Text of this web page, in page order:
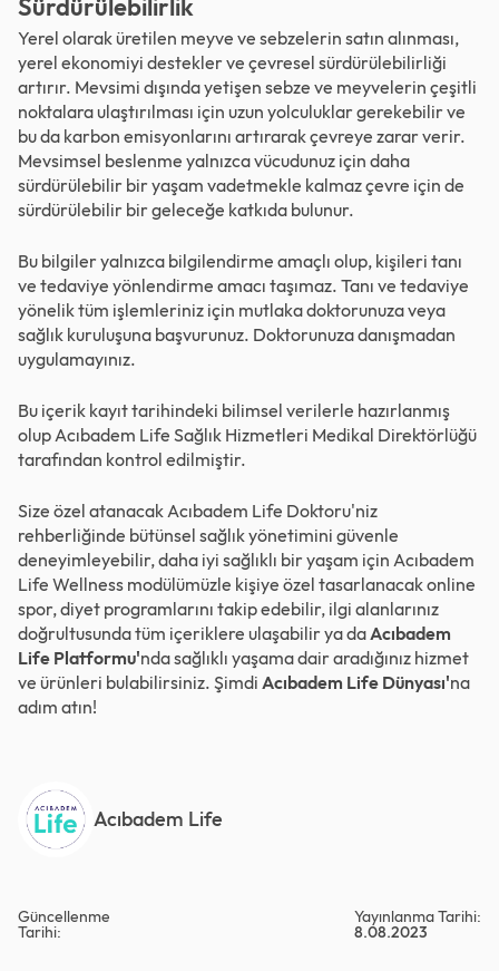
Sürdürülebilirlik
Yerel olarak üretilen meyve ve sebzelerin satın alınması,
yerel ekonomiyi destekler ve çevresel sürdürülebilirliği
artırır. Mevsimi dışında yetişen sebze ve meyvelerin çeşitli
noktalara ulaştırılması için uzun yolculuklar gerekebilir ve
bu da karbon emisyonlarını artırarak çevreye zarar verir.
Mevsimsel beslenme yalnızca vücudunuz için daha
sürdürülebilir bir yaşam vadetmekle kalmaz çevre için de
sürdürülebilir bir geleceğe katkıda bulunur.
Bu bilgiler yalnızca bilgilendirme amaçlı olup, kişileri tanı
ve tedaviye yönlendirme amacı taşımaz. Tanı ve tedaviye
yönelik tüm işlemleriniz için mutlaka doktorunuza veya
sağlık kuruluşuna başvurunuz. Doktorunuza danışmadan
uygulamayınız.
Bu içerik kayıt tarihindeki bilimsel verilerle hazırlanmış
olup Acıbadem Life Sağlık Hizmetleri Medikal Direktörlüğü
tarafından kontrol edilmiştir.
Size özel atanacak Acıbadem Life Doktoru'niz
rehberliğinde bütünsel sağlık yönetimini güvenle
deneyimleyebilir, daha iyi sağlıklı bir yaşam için Acıbadem
Life Wellness modülümüzle kişiye özel tasarlanacak online
spor, diyet programlarını takip edebilir, ilgi alanlarınız
doğrultusunda tüm içeriklere ulaşabilir ya daAcıbadem
Life Platformu'nda sağlıklı yaşama dair aradığınız hizmet
ve ürünleri bulabilirsiniz. Şimdi Acıbadem Life Dünyası'na
adım atın!
Acıbadem Life
Güncellenme
Tarihi:
Yayınlanma Tarihi:
8.08.2023